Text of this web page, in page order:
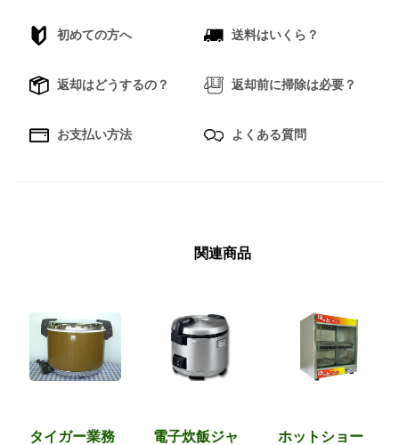
初めての方へ 送料はいくら？
返却はどうするの？ 返却前に掃除は必要？
お支払い方法 よくある質問
関連商品
タイガー業務
電子炊飯ジャ
ホットショー